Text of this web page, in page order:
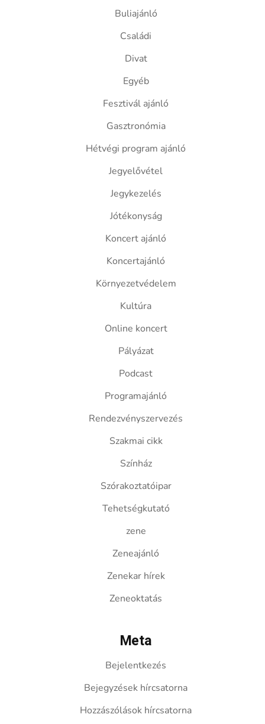
Buliajánló
Családi
Divat
Egyéb
Fesztivál ajánló
Gasztronómia
Hétvégi program ajánló
Jegyelővétel
Jegykezelés
Jótékonyság
Koncert ajánló
Koncertajánló
Környezetvédelem
Kultúra
Online koncert
Pályázat
Podcast
Programajánló
Rendezvényszervezés
Szakmai cikk
Színház
Szórakoztatóipar
Tehetségkutató
zene
Zeneajánló
Zenekar hírek
Zeneoktatás
Meta
Bejelentkezés
Bejegyzések hírcsatorna
Hozzászólások hírcsatorna